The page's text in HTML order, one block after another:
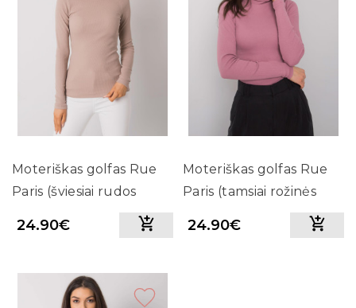
Moteriškas golfas Rue
Paris (šviesiai rudos
24.90€
Moteriškas golfas Rue
Paris (tamsiai rožinės
24.90€